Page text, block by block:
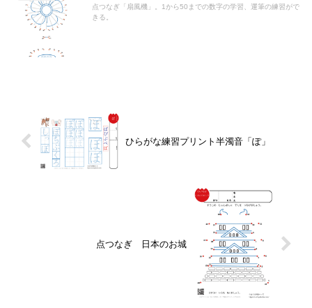
点つなぎ「扇風機」。1から50までの数字の学習、運筆の練習がで
きる。
ひらがな練習プリント半濁音「ぽ」
点つなぎ 日本のお城